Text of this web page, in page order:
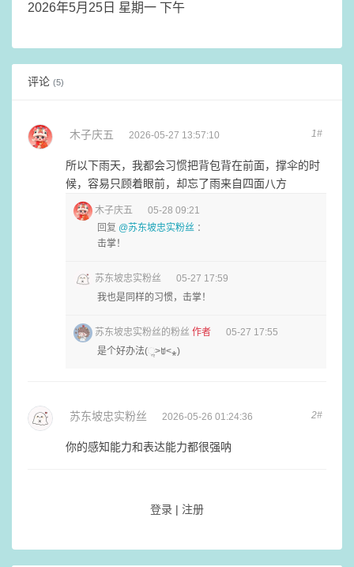
2026年5月25日 星期一 下午
评论 (5)
木子庆五 2026-05-27 13:57:10 1#
所以下雨天，我都会习惯把背包背在前面，撑伞的时
候，容易只顾着眼前，却忘了雨来自四面八方
木子庆五
05-28 09:21
回复 @苏东坡忠实粉丝 ：
击掌！
苏东坡忠实粉丝
05-27 17:59
我也是同样的习惯，击掌！
苏东坡忠实粉丝的粉丝 作者
05-27 17:55
是个好办法(ૢ˃ꌂ˂⁎)
苏东坡忠实粉丝 2026-05-26 01:24:36 2#
你的感知能力和表达能力都很强呐
登录 | 注册